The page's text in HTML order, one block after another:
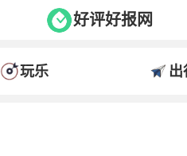
好评好报网
玩乐 出